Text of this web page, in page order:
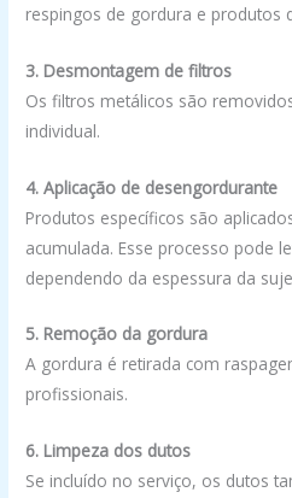
respingos de gordura e produtos
3. Desmontagem de filtros
Os filtros metálicos são
individual.
4. Aplicação de desengordurante
Produtos específicos são
acumulada. Esse processo pode
dependendo da espessura da
5. Remoção da gordura
A gordura é retirada com
profissionais.
6. Limpeza dos dutos
Se incluído no serviço, os dutos